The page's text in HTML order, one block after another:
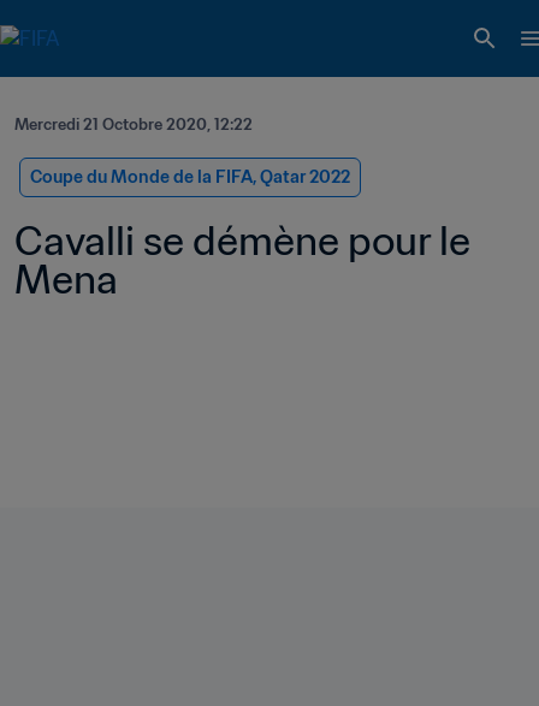
Mercredi 21 Octobre 2020, 12:22
Coupe du Monde de la FIFA, Qatar 2022
Cavalli se démène pour le
Mena